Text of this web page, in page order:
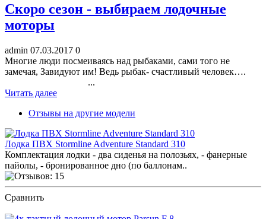
Скоро сезон - выбираем лодочные
моторы
admin 07.03.2017 0
Многие люди посмеиваясь над рыбаками, сами того не
замечая, Завидуют им! Ведь рыбак- счастливый человек….
...
Читать далее
Отзывы на другие модели
Лодка ПВХ Stormline Adventure Standard 310
Комплектация лодки - два сиденья на полозьях, - фанерные
пайолы, - бронированное дно (по баллонам..
Сравнить